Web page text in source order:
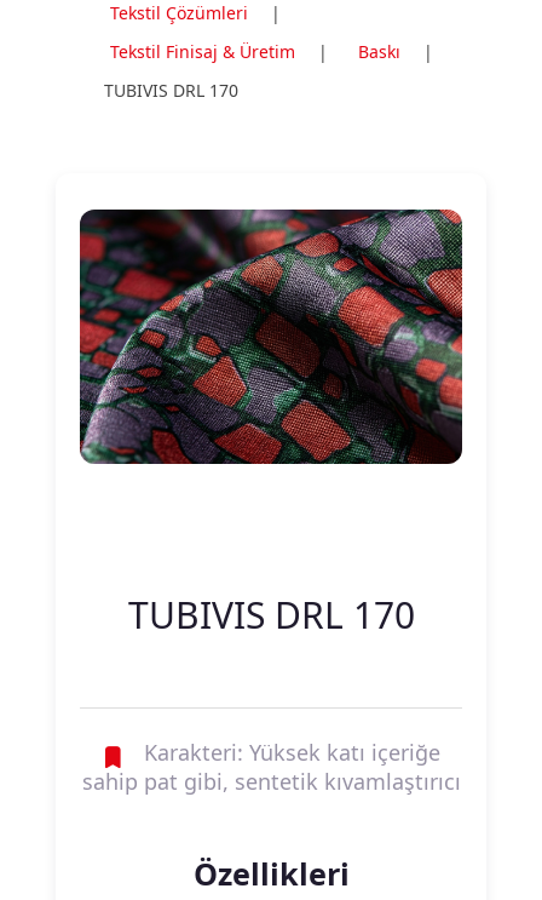
Tekstil Çözümleri
|
Tekstil Finisaj & Üretim
| Baskı
|
TUBIVIS DRL 170
TUBIVIS DRL 170
Karakteri: Yüksek katı içeriğe
sahip pat gibi, sentetik kıvamlaştırıcı
Özellikleri